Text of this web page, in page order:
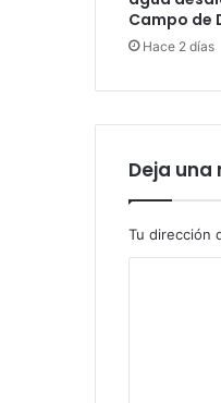
Campo de
Hace 2 días
Deja
Tu dirección